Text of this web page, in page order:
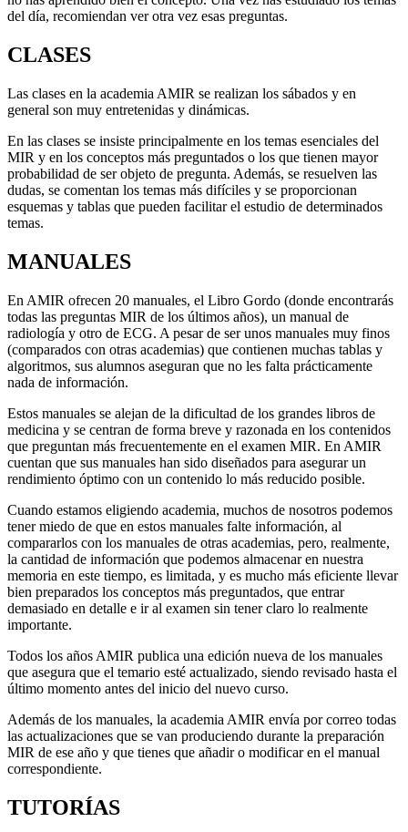
del día, recomiendan ver otra vez esas preguntas.
CLASES
Las clases en la academia AMIR se realizan los sábados y en
general son muy entretenidas y dinámicas.
En las clases se insiste principalmente en los temas esenciales del
MIR y en los conceptos más preguntados o los que tienen mayor
probabilidad de ser objeto de pregunta. Además, se resuelven las
dudas, se comentan los temas más difíciles y se proporcionan
esquemas y tablas que pueden facilitar el estudio de determinados
temas.
MANUALES
En AMIR ofrecen 20 manuales, el Libro Gordo (donde encontrarás
todas las preguntas MIR de los últimos años), un manual de
radiología y otro de ECG. A pesar de ser unos manuales muy finos
(comparados con otras academias) que contienen muchas tablas y
algoritmos, sus alumnos aseguran que no les falta prácticamente
nada de información.
Estos manuales se alejan de la dificultad de los grandes libros de
medicina y se centran de forma breve y razonada en los contenidos
que preguntan más frecuentemente en el examen MIR. En AMIR
cuentan que sus manuales han sido diseñados para asegurar un
rendimiento óptimo con un contenido lo más reducido posible.
Cuando estamos eligiendo academia, muchos de nosotros podemos
tener miedo de que en estos manuales falte información, al
compararlos con los manuales de otras academias, pero, realmente,
la cantidad de información que podemos almacenar en nuestra
memoria en este tiempo, es limitada, y es mucho más eficiente llevar
bien preparados los conceptos más preguntados, que entrar
demasiado en detalle e ir al examen sin tener claro lo realmente
importante.
Todos los años AMIR publica una edición nueva de los manuales
que asegura que el temario esté actualizado, siendo revisado hasta el
último momento antes del inicio del nuevo curso.
Además de los manuales, la academia AMIR envía por correo todas
las actualizaciones que se van produciendo durante la preparación
MIR de ese año y que tienes que añadir o modificar en el manual
correspondiente.
TUTORÍAS